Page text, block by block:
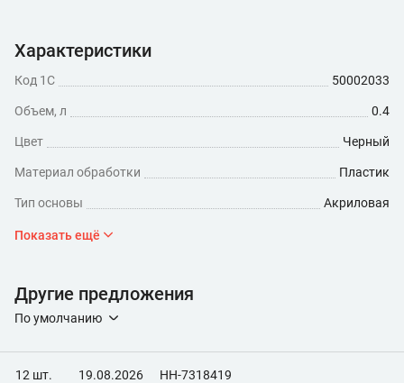
Характеристики
Код 1С 50002033
Объем, л 0.4
Цвет Черный
Материал обработки Пластик
Тип основы Акриловая
Степень глянца
Показать ещё
Другие предложения
По умолчанию
12 шт. 19.08.2026 НН-7318419